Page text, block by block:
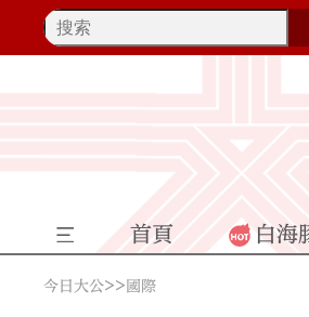
首頁 白海
今日大公>> 國際